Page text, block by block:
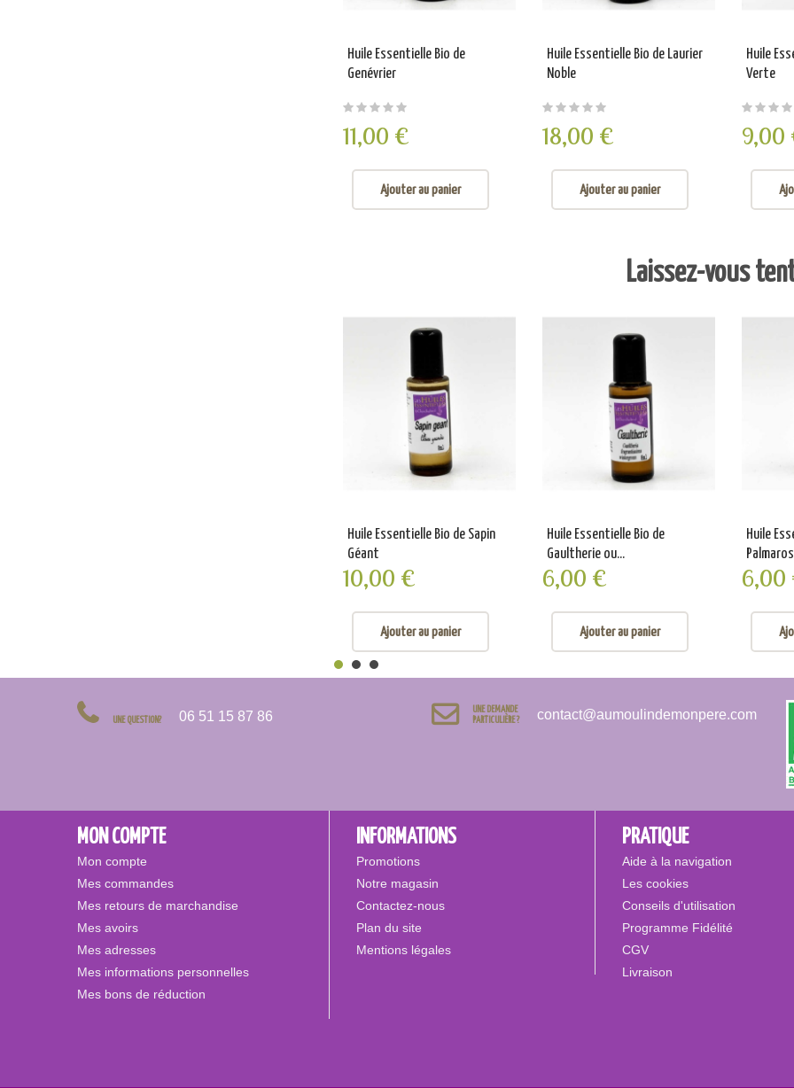
Huile Essentielle Bio de
Genévrier
11,00 €
Ajouter au panier
Huile Essentielle Bio de Laurier
Noble
18,00 €
Ajouter au panier
Huile
Verte
9,00
Laissez-vous
Huile Essentielle Bio de Sapin
Géant
10,00 €
Ajouter au panier
Huile Essentielle Bio de
Gaultherie ou...
6,00 €
Ajouter au panier
Huile
6,00
UNE QUESTION? 06 51 15 87 86
UNE DEMANDE
PARTICULIÈRE ?
contact@aumoulindemonpere.com
MON COMPTE
Mon compte
Mes commandes
Mes retours de marchandise
Mes avoirs
Mes adresses
Mes informations personnelles
Mes bons de réduction
INFORMATIONS
Promotions
Notre magasin
Contactez-nous
Plan du site
Mentions légales
PRATIQUE
Aide à la navigation
Les cookies
Conseils d'utilisation
Programme Fidélité
CGV
Livraison